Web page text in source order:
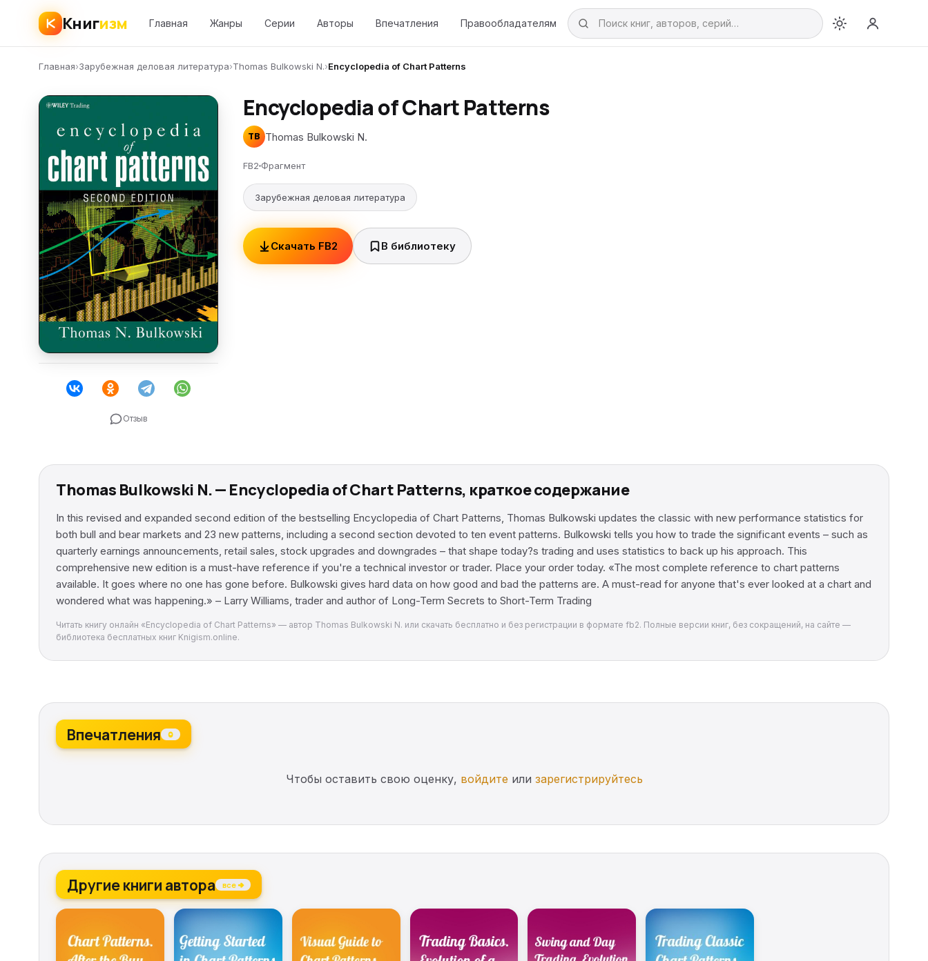
Книгизм Главная Жанры Серии Авторы Впечатления Правообладателям
Главная›Зарубежная деловая литература›Thomas Bulkowski N.›Encyclopedia of Chart Patterns
Отзыв
Encyclopedia of Chart Patterns
TB Thomas Bulkowski N.
FB2 Фрагмент
Зарубежная деловая литература
Скачать FB2 В библиотеку
Thomas Bulkowski N. — Encyclopedia of Chart Patterns, краткое содержание
In this revised and expanded second edition of the bestselling Encyclopedia of Chart Patterns, Thomas Bulkowski updates the classic with new performance statistics for
both bull and bear markets and 23 new patterns, including a second section devoted to ten event patterns. Bulkowski tells you how to trade the significant events – such as
quarterly earnings announcements, retail sales, stock upgrades and downgrades – that shape today?s trading and uses statistics to back up his approach. This
comprehensive new edition is a must-have reference if you're a technical investor or trader. Place your order today. «The most complete reference to chart patterns
available. It goes where no one has gone before. Bulkowski gives hard data on how good and bad the patterns are. A must-read for anyone that's ever looked at a chart and
wondered what was happening.» – Larry Williams, trader and author of Long-Term Secrets to Short-Term Trading
Читать книгу онлайн «Encyclopedia of Chart Patterns» — автор Thomas Bulkowski N. или скачать бесплатно и без регистрации в формате fb2. Полные версии книг, без сокращений, на сайте —
библиотека бесплатных книг Knigism.online.
Впечатления 0
Чтобы оставить свою оценку, войдите или зарегистрируйтесь
Другие книги автора все →